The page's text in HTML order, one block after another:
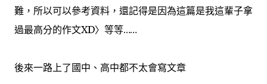
難，所以可以參考資料，還記得是因為這篇是我這輩子拿
過最高分的作文XD〉等等……
後來一路上了國中、高中都不太會寫文章